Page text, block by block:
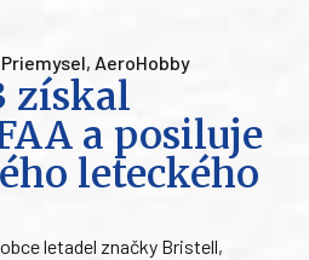
Priemysel, AeroHobby
získal
a posiluje
leteckého
letadel značky Bristell,